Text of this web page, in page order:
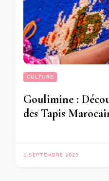
CULTURE
Goulimine :
des Tapis
1 SEPTEMBRE 2023